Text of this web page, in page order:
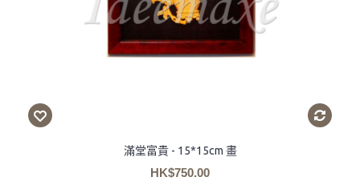
滿堂富貴 - 15*15cm 畫
HK$750.00